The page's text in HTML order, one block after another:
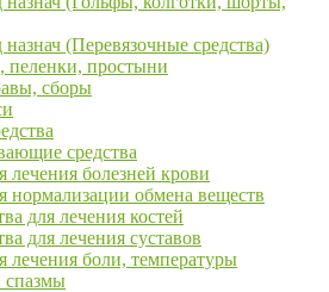
(Перевязочные средства)
пеленки, простыни
сборы
средства
лечения болезней крови
нормализации обмена веществ
для лечения костей
для лечения суставов
лечения боли, температуры
спазмы